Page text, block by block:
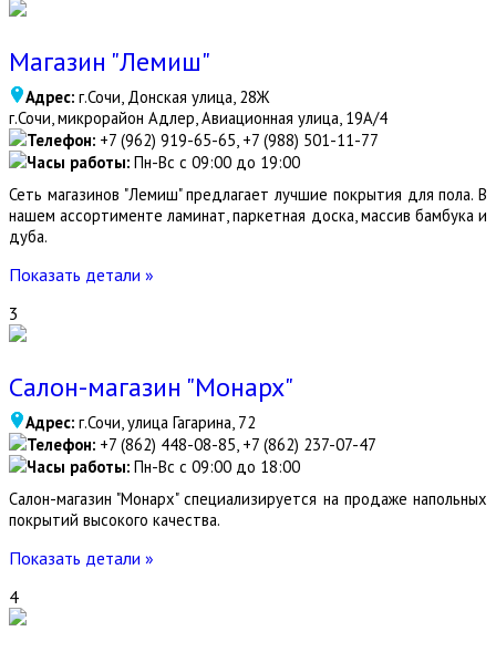
Магазин "Лемиш"
Адрес: г.Сочи, Донская улица, 28Ж
г.Сочи, микрорайон Адлер, Авиационная улица, 19А/4
Телефон: +7 (962) 919-65-65, +7 (988) 501-11-77
Часы работы: Пн-Вс с 09:00 до 19:00
Сеть магазинов "Лемиш" предлагает лучшие покрытия для пола. В
нашем ассортименте ламинат, паркетная доска, массив бамбука и
дуба.
Показать детали »
3
Салон-магазин "Монарх"
Адрес: г.Сочи, улица Гагарина, 72
Телефон: +7 (862) 448-08-85, +7 (862) 237-07-47
Часы работы: Пн-Вс с 09:00 до 18:00
Салон-магазин "Монарх" специализируется на продаже напольных
покрытий высокого качества.
Показать детали »
4